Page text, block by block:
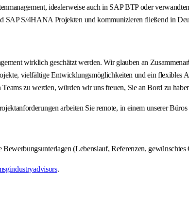
idealerweise auch in SAP BTP oder
SAP S/4HANA Projekten und kommunizieren fließend in
wirklich geschätzt werden. Wir glauben an
vielfältige Entwicklungsmöglichkeiten und ein
zu werden, würden wir uns freuen, Sie an Bord zu
arbeiten Sie remote, in einem unserer
(Lebenslauf, Referenzen,
.